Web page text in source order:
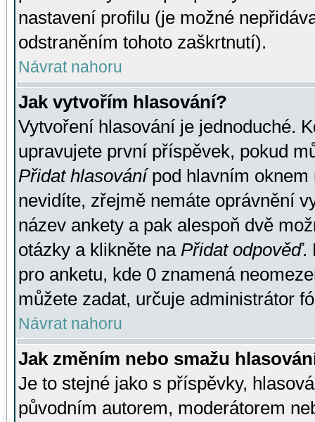
nastavení profilu (je možné
odstraněním tohoto zaškrtnutí).
Návrat nahoru
Jak vytvořím hlasování?
Vytvoření hlasování je jednoduché.
upravujete první příspěvek, pokud
Přidat hlasovánípod hlavním oknem
nevidíte, zřejmě nemáte oprávnění
název ankety a pak alespoň dvě
otázky a klikněte na Přidat odpověď.
pro anketu, kde 0 znamená
můžete zadat, určuje administrátor
Návrat nahoru
Jak změním nebo smažu
Je to stejné jako s příspěvky,
původním autorem, moderátorem